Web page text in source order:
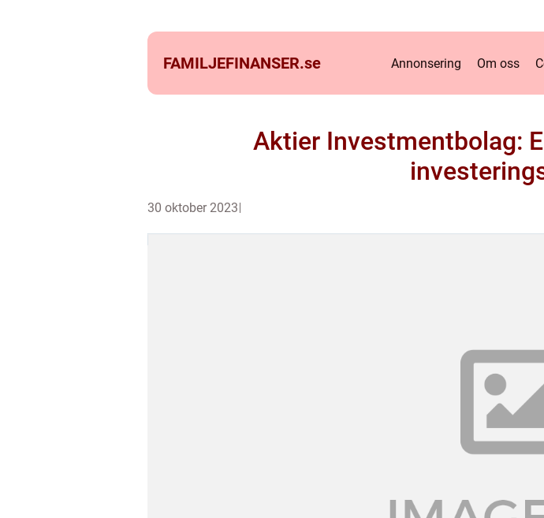
FAMILJEFINANSER.se Annonsering Om oss
Aktier Investmentbolag:
30 oktober 2023